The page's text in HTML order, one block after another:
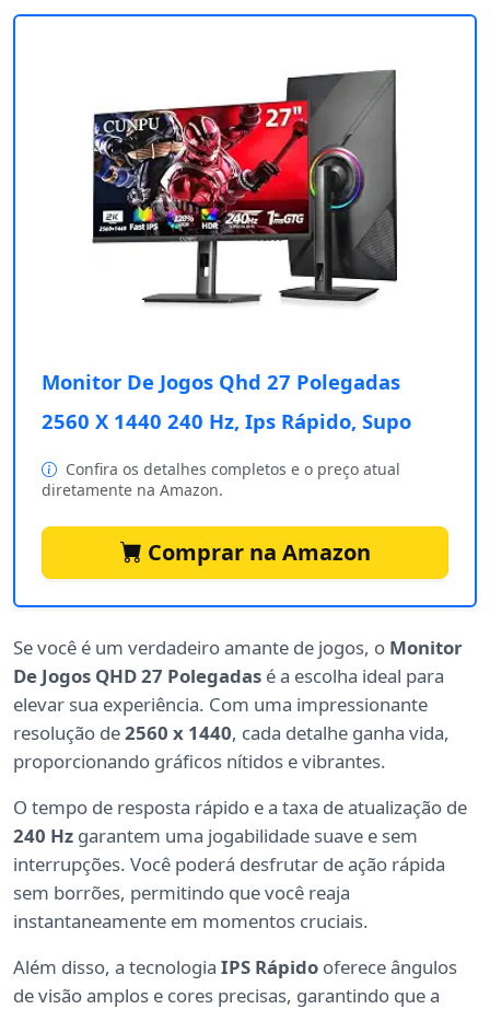
Monitor De Jogos Qhd 27 Polegadas
2560 X 1440 240 Hz, Ips Rápido, Supo
Confira os detalhes completos e o preço atual
diretamente na Amazon.
Comprar na Amazon
Se você é um verdadeiro amante de jogos, o Monitor
De Jogos QHD 27 Polegadas é a escolha ideal para
elevar sua experiência. Com uma impressionante
resolução de2560 x 1440, cada detalhe ganha vida,
proporcionando gráficos nítidos e vibrantes.
O tempo de resposta rápido e a taxa de atualização de
240 Hz garantem uma jogabilidade suave e sem
interrupções. Você poderá desfrutar de ação rápida
sem borrões, permitindo que você reaja
instantaneamente em momentos cruciais.
Além disso, a tecnologia IPS Rápido oferece ângulos
de visão amplos e cores precisas, garantindo que a